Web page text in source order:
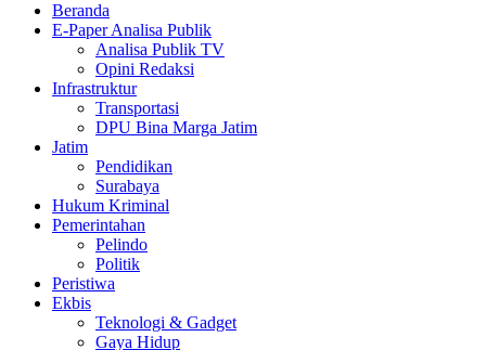
Beranda
E-Paper Analisa Publik
Analisa Publik TV
Opini Redaksi
Infrastruktur
Transportasi
DPU Bina Marga Jatim
Jatim
Pendidikan
Surabaya
Hukum Kriminal
Pemerintahan
Pelindo
Politik
Peristiwa
Ekbis
Teknologi & Gadget
Gaya Hidup